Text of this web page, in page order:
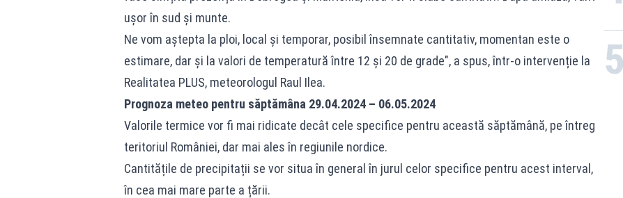
ușor în sud și munte.
Ne vom aștepta la ploi, local și temporar, posibil însemnate cantitativ, momentan este o
estimare, dar și la valori de temperatură între 12 și 20 de grade", a spus, într-o intervenție la
Realitatea PLUS, meteorologul Raul Ilea.
Prognoza meteo pentru săptămâna 29.04.2024 – 06.05.2024
Valorile termice vor fi mai ridicate decât cele specifice pentru această săptămână, pe întreg
teritoriul României, dar mai ales în regiunile nordice.
Cantitățile de precipitații se vor situa în general în jurul celor specifice pentru acest interval,
în cea mai mare parte a țării.
5